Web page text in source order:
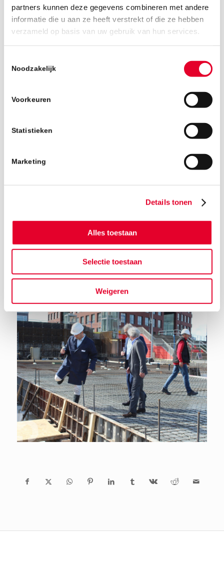
partners kunnen deze gegevens combineren met andere
informatie die u aan ze heeft verstrekt of die ze hebben
verzameld op basis van uw gebruik van hun services.
Noodzakelijk
Voorkeuren
Statistieken
Marketing
Details tonen
Alles toestaan
Selectie toestaan
Weigeren
1 oktober 2018
Terug naar het nieuwsoverzicht